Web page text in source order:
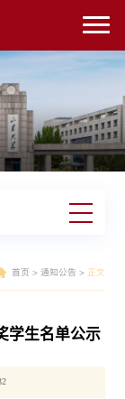
首页 > 通知公告 > 正文
学生名单公示